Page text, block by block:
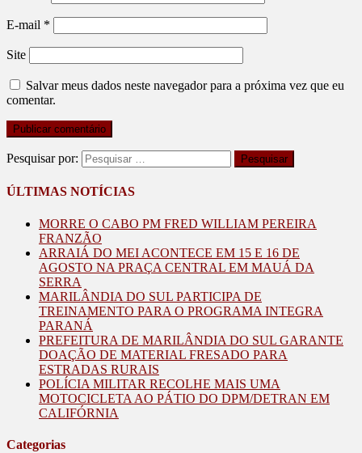
E-mail *
Site
Salvar meus dados neste navegador para a próxima vez que eu
comentar.
Pesquisar por:
ÚLTIMAS NOTÍCIAS
MORRE O CABO PM FRED WILLIAM PEREIRA
FRANZÃO
ARRAIÁ DO MEI ACONTECE EM 15 E 16 DE
AGOSTO NA PRAÇA CENTRAL EM MAUÁ DA
SERRA
MARILÂNDIA DO SUL PARTICIPA DE
TREINAMENTO PARA O PROGRAMA INTEGRA
PARANÁ
PREFEITURA DE MARILÂNDIA DO SUL GARANTE
DOAÇÃO DE MATERIAL FRESADO PARA
ESTRADAS RURAIS
POLÍCIA MILITAR RECOLHE MAIS UMA
MOTOCICLETA AO PÁTIO DO DPM/DETRAN EM
CALIFÓRNIA
Categorias